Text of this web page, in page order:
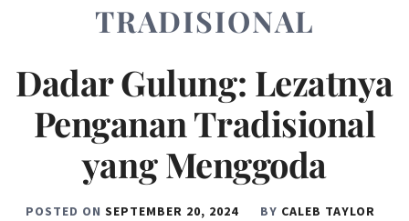
TRADISIONAL
Dadar Gulung: Lezatnya
Penganan Tradisional
yang Menggoda
POSTED ON SEPTEMBER 20, 2024 BY CALEB TAYLOR